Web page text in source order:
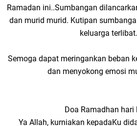
Ramadan ini..Sumbangan
dan murid murid. Kutipan
keluarga terlibat.
Semoga dapat meringankan beban
dan menyokong emosi
Doa Ramadhan hari
Ya Allah, kurniakan kepadaKu